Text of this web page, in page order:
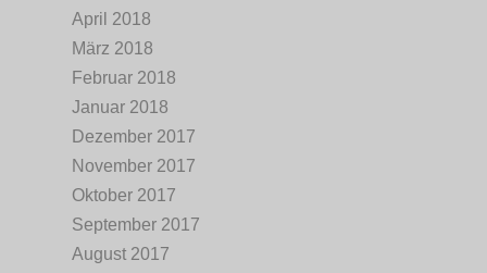
April 2018
März 2018
Februar 2018
Januar 2018
Dezember 2017
November 2017
Oktober 2017
September 2017
August 2017